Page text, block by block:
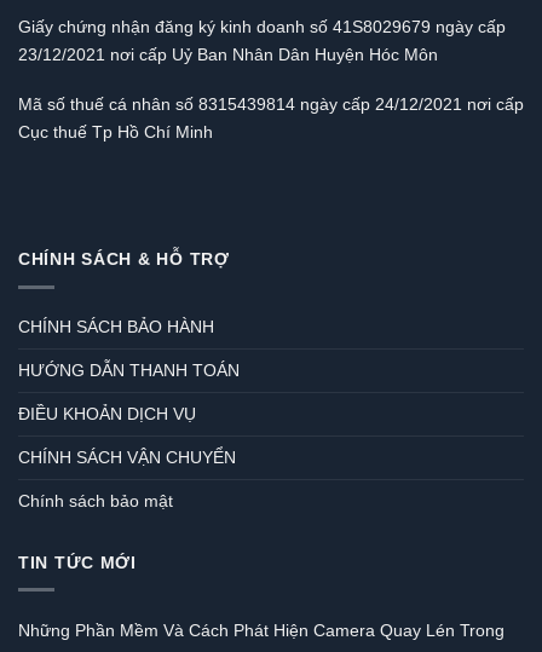
Giấy chứng nhận đăng ký kinh doanh số 41S8029679 ngày cấp
23/12/2021 nơi cấp Uỷ Ban Nhân Dân Huyện Hóc Môn
Mã số thuế cá nhân số 8315439814 ngày cấp 24/12/2021 nơi cấp
Cục thuế Tp Hồ Chí Minh
CHÍNH SÁCH & HỖ TRỢ
CHÍNH SÁCH BẢO HÀNH
HƯỚNG DẪN THANH TOÁN
ĐIỀU KHOẢN DỊCH VỤ
CHÍNH SÁCH VẬN CHUYỂN
Chính sách bảo mật
TIN TỨC MỚI
Những Phần Mềm Và Cách Phát Hiện Camera Quay Lén Trong